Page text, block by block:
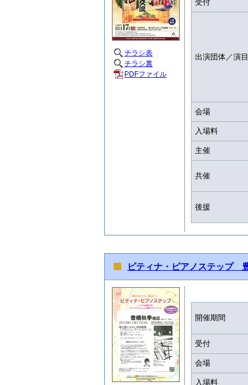
チラシ表
チラシ裏
PDFファイル
受付
出演団体／演目
会場
入場料
主催
共催
後援
ピティナ・ピアノステップ
開催期間
受付
会場
入場料